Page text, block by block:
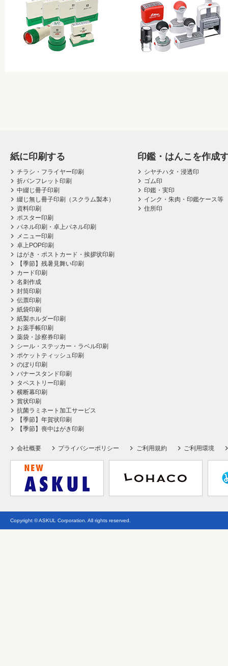
紙に印刷する
チラシ・フライヤー印刷
折パンフレット印刷
中綴じ冊子印刷
綴じ無し冊子印刷（スクラム製本）
資料印刷
ポスター印刷
パネル印刷・卓上パネル印刷
メニュー印刷
卓上POP印刷
はがき・ポストカード・挨拶状印刷
【季節】残暑見舞い印刷
カード印刷
名刺作成
封筒印刷
伝票印刷
紙袋印刷
紙製ホルダー印刷
お薬手帳印刷
薬袋・診察券印刷
シール・ステッカー・ラベル印刷
ポケットティッシュ印刷
のぼり印刷
バナースタンド印刷
タペストリー印刷
横断幕印刷
賞状印刷
抗菌ラミネート加工サービス
【季節】年賀状印刷
【季節】喪中はがき印刷
印鑑・はんこを作成
シヤチハタ・浸透印
ゴム印
印鑑・実印
インク・朱肉・印鑑ケース等
住所印
会社概要 プライバシーポリシー ご利用規約 ご利用環境
Copyright © ASKUL Corporation. All rights reserved.